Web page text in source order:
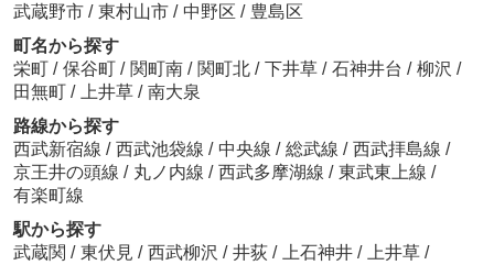
武蔵野市 / 東村山市 / 中野区 / 豊島区
町名から探す
栄町 / 保谷町 / 関町南 / 関町北 / 下井草 / 石神井台 / 柳沢 /
田無町 / 上井草 / 南大泉
路線から探す
西武新宿線 / 西武池袋線 / 中央線 / 総武線 / 西武拝島線 /
京王井の頭線 / 丸ノ内線 / 西武多摩湖線 / 東武東上線 /
有楽町線
駅から探す
武蔵関 / 東伏見 / 西武柳沢 / 井荻 / 上石神井 / 上井草 /